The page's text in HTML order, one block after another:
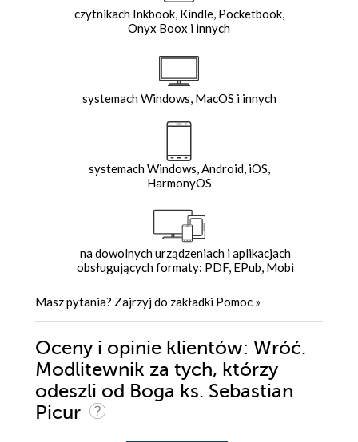
czytnikach Inkbook, Kindle, Pocketbook,
Onyx Boox i innych
systemach Windows, MacOS i innych
systemach Windows, Android, iOS,
HarmonyOS
na dowolnych urządzeniach i aplikacjach
obsługujących formaty: PDF, EPub, Mobi
Masz pytania? Zajrzyj do zakładki Pomoc »
Oceny i opinie klientów: Wróć.
Modlitewnik za tych, którzy
odeszli od Boga ks. Sebastian
Picur